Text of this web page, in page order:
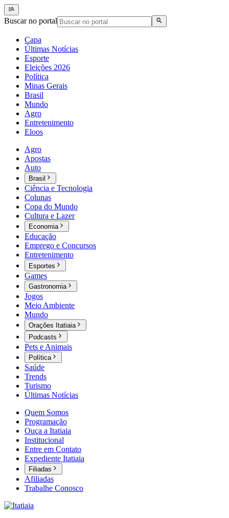
Buscar no portal
Capa
Últimas Notícias
Esporte
Eleições 2026
Política
Minas Gerais
Brasil
Mundo
Agro
Entretenimento
Eloos
Agro
Apostas
Auto
Brasil
Ciência e Tecnologia
Colunas
Copa do Mundo
Cultura e Lazer
Economia
Educação
Emprego e Concursos
Entretenimento
Esportes
Games
Gastronomia
Jogos
Meio Ambiente
Mundo
Orações Itatiaia
Podcasts
Pets e Animais
Política
Saúde
Trends
Turismo
Últimas Notícias
Quem Somos
Programação
Ouça a Itatiaia
Institucional
Entre em Contato
Expediente Itatiaia
Filiadas
Afiliadas
Trabalhe Conosco